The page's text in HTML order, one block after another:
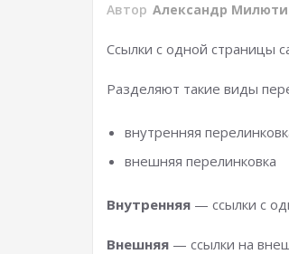
Автор Александр
Ссылки с одной страницы
Разделяют такие виды
внутренняя
внешняя перелинковка
Внутренняя — ссылки с
Внешняя — ссылки на